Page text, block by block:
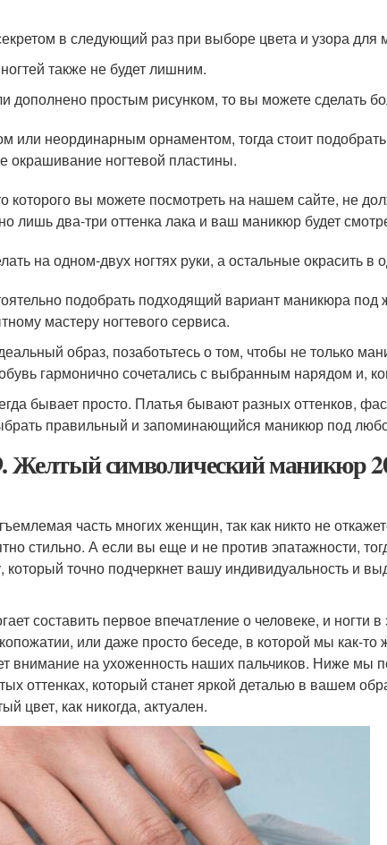
в следующий раз при выборе цвета и узора для
также не будет лишним.
дополнено простым рисунком, то вы можете сделать
или неординарным орнаментом, тогда стоит
окрашивание ногтевой пластины.
которого вы можете посмотреть на нашем сайте, не
лишь два-три оттенка лака и ваш маникюр будет
на одном-двух ногтях руки, а остальные окрасить в
подобрать подходящий вариант маникюра под
мастеру ногтевого сервиса.
образ, позаботьтесь о том, чтобы не только
гармонично сочетались с выбранным нарядом и,
бывает просто. Платья бывают разных оттенков,
правильный и запоминающийся маникюр под
символический маникюр
часть многих женщин, так как никто не
стильно. А если вы еще и не против эпатажности,
точно подчеркнет вашу индивидуальность и
составить первое впечатление о человеке, и ногти
или даже просто беседе, в которой мы как-то
внимание на ухоженность наших пальчиков. Ниже мы
оттенках, который станет яркой деталью в вашем
цвет, как никогда, актуален.